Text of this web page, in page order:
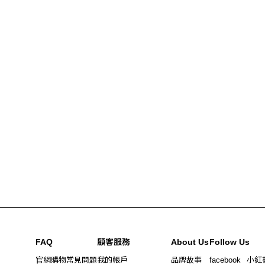
FAQ
官網購物常見問題
顧客服務
我的帳戶
About Us
品牌故事
Follow Us
facebook 小紅